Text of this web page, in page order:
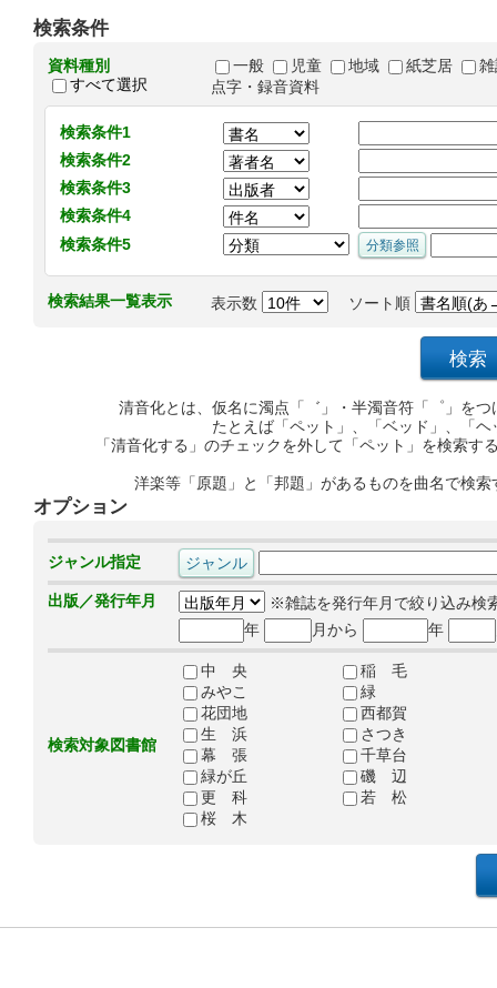
検索条件
資料種別
すべて選択
一般 児童 地域 紙芝居
点字・録音資料
検索条件1
検索条件2
検索条件3
検索条件4
検索条件5
検索結果一覧表示 表示数 ソート順
清音化とは、仮名に濁点「゛」・半濁音符「゜」を
たとえば「ペット」、「ベッド」、「
「清音化する」のチェックを外して「ペット」を検索
洋楽等「原題」と「邦題」があるものを曲名で検
オプション
ジャンル指定
出版／発行年月
※雑誌を発行年月で絞り込み検
年
月から 年
検索対象図書館
中 央
稲 毛
みやこ
緑
花団地
西都賀
生 浜
さつき
幕 張
千草台
緑が丘
磯 辺
更 科
若 松
桜 木